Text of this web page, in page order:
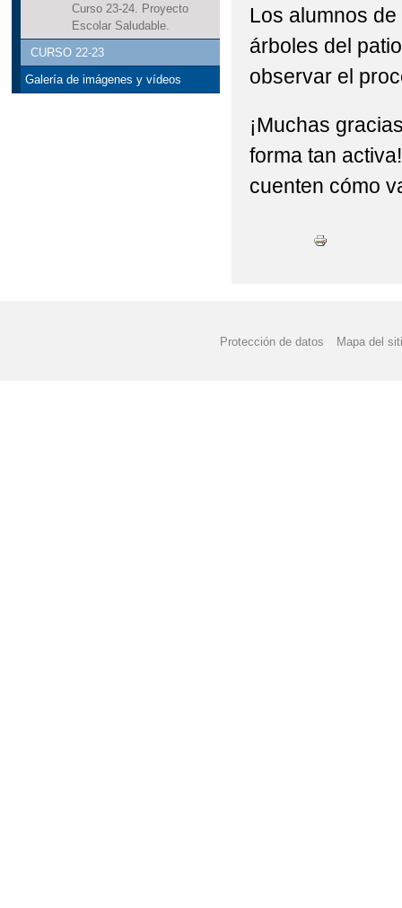
Curso 23-24. Proyecto
Escolar Saludable.
CURSO 22-23
Galería de imágenes y vídeos
Los alumnos
árboles del
observar el
¡Muchas
forma tan
cuenten cómo
Protección de datos Mapa del